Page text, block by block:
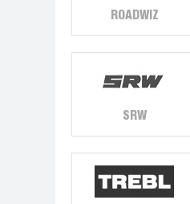
ROADWIZ
SRW